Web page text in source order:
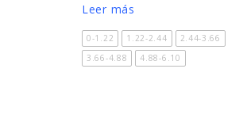
Leer más
0-1.22 1.22-2.44
2.44-3.66
3.66-4.88
4.88-6.10